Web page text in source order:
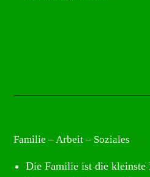
Familie – Arbeit – Soziales
Die Familie ist die kleinste